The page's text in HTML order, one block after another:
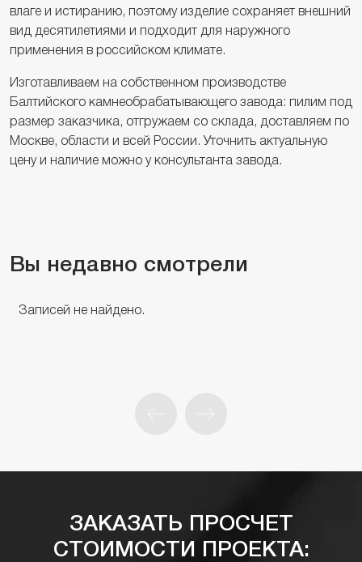
влаге и истиранию, поэтому изделие сохраняет внешний
вид десятилетиями и подходит для наружного
применения в российском климате.
Изготавливаем на собственном производстве
Балтийского камнеобрабатывающего завода: пилим под
размер заказчика, отгружаем со склада, доставляем по
Москве, области и всей России. Уточнить актуальную
цену и наличие можно у консультанта завода.
Вы недавно смотрели
Записей не найдено.
ЗАКАЗАТЬ ПРОСЧЕТ
СТОИМОСТИ ПРОЕКТА: